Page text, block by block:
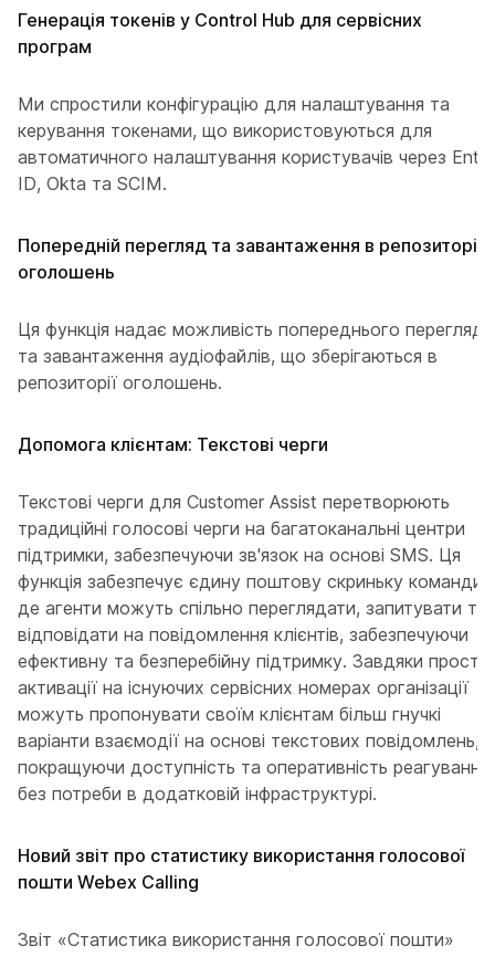
Генерація токенів у Control Hub для сервісних
програм
Ми спростили конфігурацію для налаштування та
керування токенами, що використовуються для
автоматичного налаштування користувачів через Entra
ID, Okta та SCIM.
Попередній перегляд та завантаження в репозиторії
оголошень
Ця функція надає можливість попереднього перегляду
та завантаження аудіофайлів, що зберігаються в
репозиторії оголошень.
Допомога клієнтам: Текстові черги
Текстові черги для Customer Assist перетворюють
традиційні голосові черги на багатоканальні центри
підтримки, забезпечуючи зв'язок на основі SMS. Ця
функція забезпечує єдину поштову скриньку команди,
де агенти можуть спільно переглядати, запитувати та
відповідати на повідомлення клієнтів, забезпечуючи
ефективну та безперебійну підтримку. Завдяки простій
активації на існуючих сервісних номерах організації
можуть пропонувати своїм клієнтам більш гнучкі
варіанти взаємодії на основі текстових повідомлень,
покращуючи доступність та оперативність реагування
без потреби в додатковій інфраструктурі.
Новий звіт про статистику використання голосової
пошти Webex Calling
Звіт «Статистика використання голосової пошти»